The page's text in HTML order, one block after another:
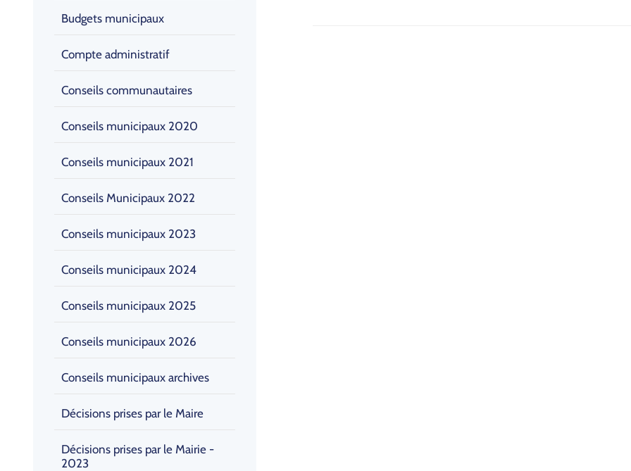
Budgets municipaux
Compte administratif
Conseils communautaires
Conseils municipaux 2020
Conseils municipaux 2021
Conseils Municipaux 2022
Conseils municipaux 2023
Conseils municipaux 2024
Conseils municipaux 2025
Conseils municipaux 2026
Conseils municipaux archives
Décisions prises par le Maire
Décisions prises par le Mairie -
2023